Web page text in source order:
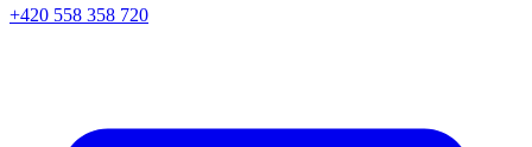
+420 558 358 720